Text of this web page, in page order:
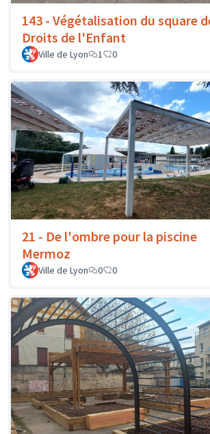
143 - Végétalisation du square
Droits de l'Enfant
Ville de Lyon 1 0
21 - De l'ombre pour la piscine
Mermoz
Ville de Lyon 0 0